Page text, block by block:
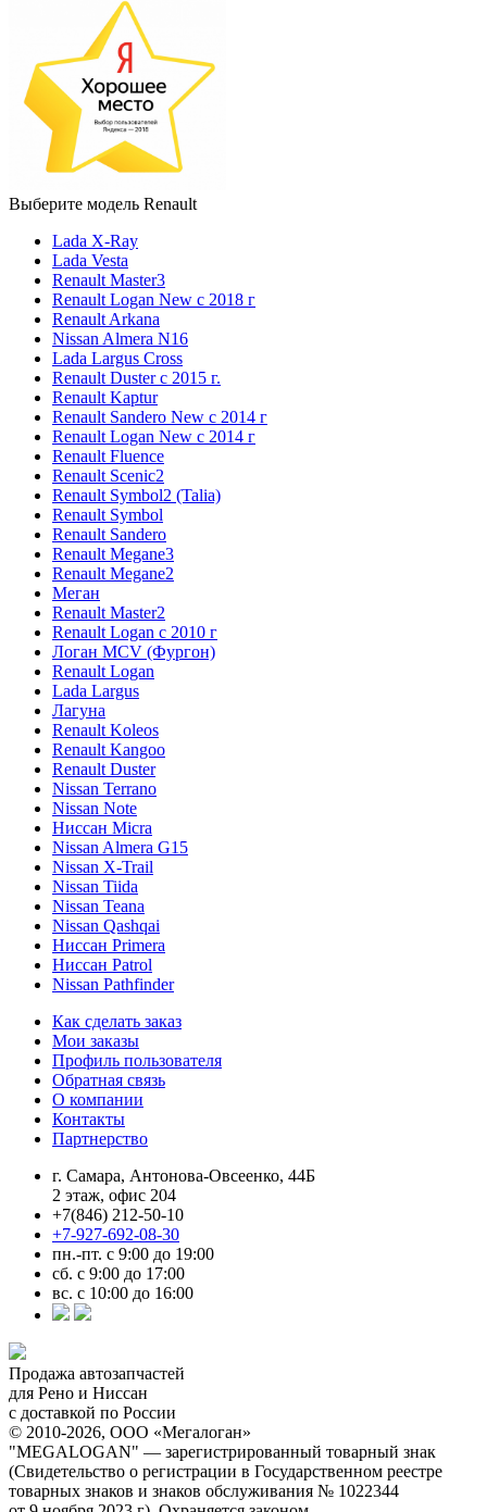
Выберите модель Renault
Lada X-Ray
Lada Vesta
Renault Master3
Renault Logan New с 2018 г
Renault Arkana
Nissan Almera N16
Lada Largus Cross
Renault Duster с 2015 г.
Renault Kaptur
Renault Sandero New с 2014 г
Renault Logan New с 2014 г
Renault Fluence
Renault Scenic2
Renault Symbol2 (Talia)
Renault Symbol
Renault Sandero
Renault Megane3
Renault Megane2
Меган
Renault Master2
Renault Logan c 2010 г
Логан МСV (Фургон)
Renault Logan
Lada Largus
Лагуна
Renault Koleos
Renault Kangoo
Renault Duster
Nissan Terrano
Nissan Note
Ниссан Micra
Nissan Almera G15
Nissan X-Trail
Nissan Tiida
Nissan Teana
Nissan Qashqai
Ниссан Primera
Ниссан Patrol
Nissan Pathfinder
Как сделать заказ
Мои заказы
Профиль пользователя
Обратная связь
О компании
Контакты
Партнерство
г. Самара, Антонова-Овсеенко, 44Б
2 этаж, офис 204
+7(846) 212-50-10
+7-927-692-08-30
пн.-пт. с 9:00 до 19:00
сб. с 9:00 до 17:00
вс. с 10:00 до 16:00
Продажа автозапчастей
для Рено и Ниссан
с доставкой по России
© 2010-2026, ООО «Мегалоган»
"MEGALOGAN" — зарегистрированный товарный знак
(Свидетельство о регистрации в Государственном реестре
товарных знаков и знаков обслуживания № 1022344